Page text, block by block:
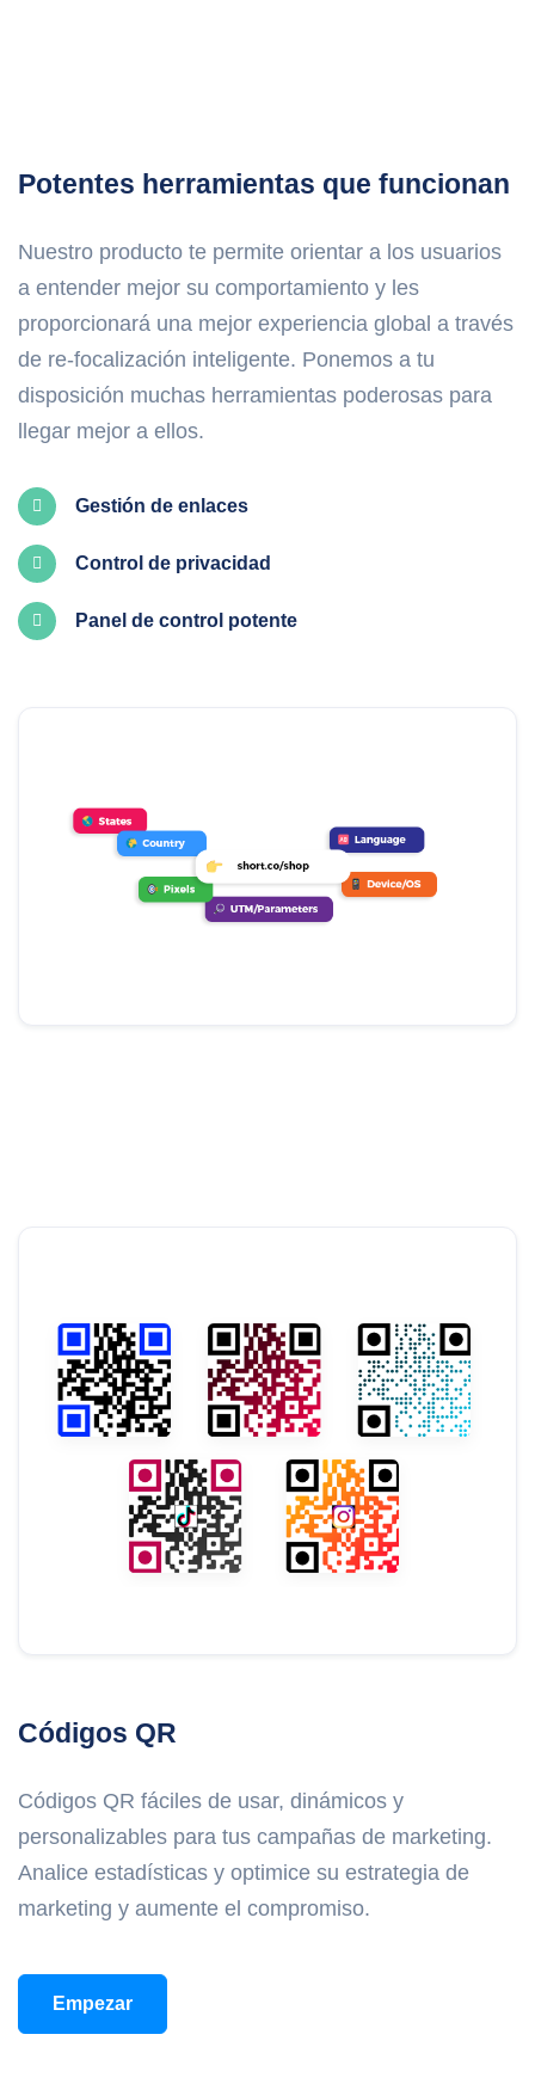
Potentes herramientas que funcionan
Nuestro producto te permite orientar a los usuarios
a entender mejor su comportamiento y les
proporcionará una mejor experiencia global a través
de re-focalización inteligente. Ponemos a tu
disposición muchas herramientas poderosas para
llegar mejor a ellos.
Gestión de enlaces
Control de privacidad
Panel de control potente
Códigos QR
Códigos QR fáciles de usar, dinámicos y
personalizables para tus campañas de marketing.
Analice estadísticas y optimice su estrategia de
marketing y aumente el compromiso.
Empezar